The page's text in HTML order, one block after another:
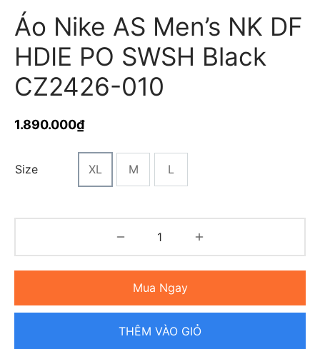
Áo Nike AS Men’s NK DF
HDIE PO SWSH Black
CZ2426-010
1.890.000₫
Size XL M L
Mua Ngay
THÊM VÀO GIỎ